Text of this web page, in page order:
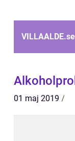
VILLAALDE.se
01 maj 2019